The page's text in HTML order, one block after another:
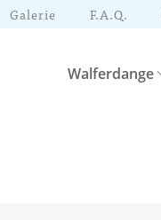
Galerie F.A.Q.
Walferdange